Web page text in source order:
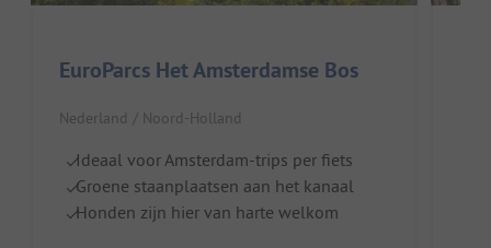
EuroParcs Het Amsterdamse Bos
Nederland / Noord-Holland
Ideaal voor Amsterdam-trips per fiets
Groene staanplaatsen aan het kanaal
Honden zijn hier van harte welkom